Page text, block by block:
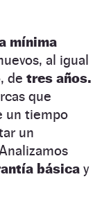
mínima
al igual
de tres años.
que
un tiempo
un
básica y